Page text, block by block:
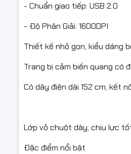
- Chuẩn giao tiếp: USB 2.0
- Độ Phân Giải: 1600DPI
Thiết kế nhỏ gọn, kiểu dáng
Trang bị cảm biến quang có
Có dây điện dài 152 cm, kết
Lớp vỏ chuột dày, chịu lực
Đặc điểm nổi bật